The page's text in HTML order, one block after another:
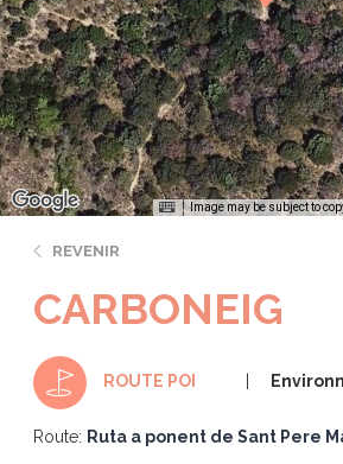
Image may be subject to
REVENIR
CARBONEIG
ROUTE POI
Route: Ruta a ponent de Sant Pere